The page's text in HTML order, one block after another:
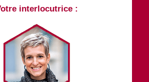
interlocutrice :